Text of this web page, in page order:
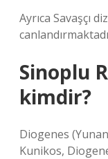
Ayrıca Savaşçı
Sinoplu
kimdir?
Diogenes
Kunikos,